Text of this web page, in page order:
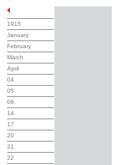
1915
January
February
March
April
04
05
06
14
17
20
21
22